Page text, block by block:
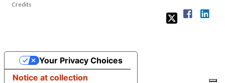
Credits
Notice at collection
Your Privacy Choices